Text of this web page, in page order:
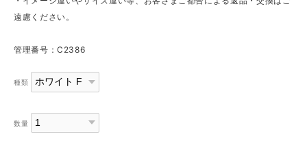
遠慮ください。
管理番号：C2386
種類
数量